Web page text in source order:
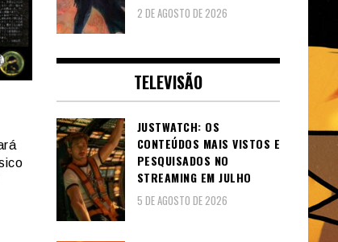
2 DE AGOSTO DE 2026
TELEVISÃO
JUSTWATCH: OS
CONTEÚDOS MAIS VISTOS E
PESQUISADOS NO
STREAMING EM JULHO
5 DE AGOSTO DE 2026